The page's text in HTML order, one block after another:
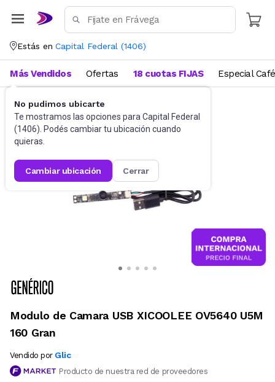
Estás en Capital Federal (1406)
No pudimos ubicarte
Te mostramos las opciones para Capital Federal
(1406). Podés cambiar tu ubicación cuando
quieras.
cambiar ubicación cerrar
Más Vendidos Ofertas 18 cuotas FIJAS Especial Café
Accesorios de Informática
Modulo de Camara USB XICOOLEE OV5640 U5M
160 Gran
Vendido por Glic
Producto de nuestra red de proveedores